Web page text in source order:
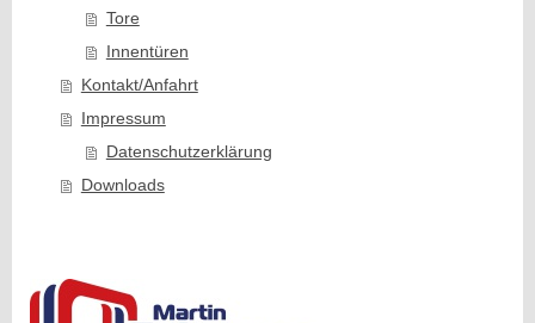
Tore
Innentüren
Kontakt/Anfahrt
Impressum
Datenschutzerklärung
Downloads